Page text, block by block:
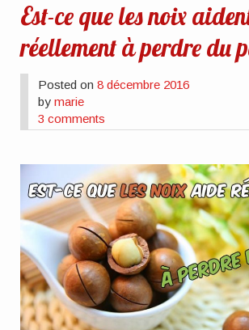
Est-ce que les noix
réellement à perdre du
Posted on8 décembre 2016
bymarie
3 comments